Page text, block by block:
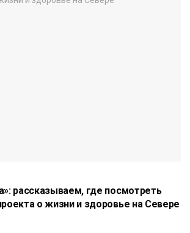
рассказываем, где посмотреть
о жизни и здоровье на Севере